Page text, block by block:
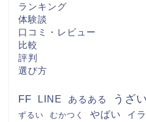
ランキング
体験談
口コミ・レビュー
比較
評判
選び方
FF LINE あるある うざい
ずるい むかつく やばい イ